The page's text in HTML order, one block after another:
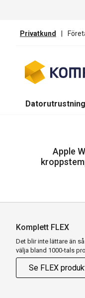
Privatkund |
Datorutrustning
Apple
Komplett FLEX
Det blir inte lättare än
välja bland 1000-tals
Se FLEX